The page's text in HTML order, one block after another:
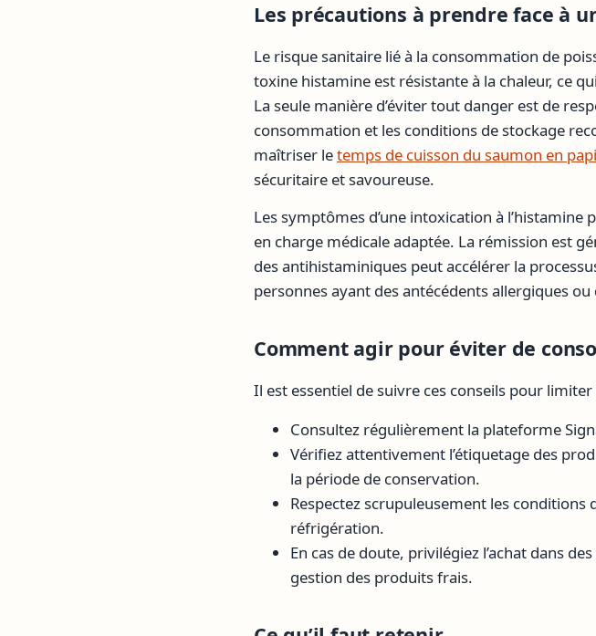
Les précautions à prendre face à
Le risque sanitaire lié à la consommation de
toxine histamine est résistante à la chaleur, ce
La seule manière d’éviter tout danger est de
consommation et les conditions de stockage
maîtriser letemps de cuisson du saumon en
sécuritaire et savoureuse.
Les symptômes d’une intoxication à
en charge médicale adaptée. La rémission est
des antihistaminiques peut accélérer la
personnes ayant des antécédents allergiques
Comment agir pour éviter de
Il est essentiel de suivre ces conseils pour
Consultez régulièrement la plateforme
Vérifiez attentivement l’étiquetage des
la période de conservation.
Respectez scrupuleusement les
réfrigération.
En cas de doute, privilégiez l’achat dans
gestion des produits frais.